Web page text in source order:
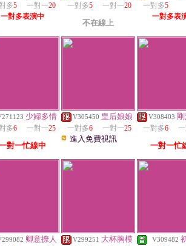
多5 一對一20
一對多表演中
一對多5 一對一20
不在線上
一對多5
一對多表
少婦多情
多6 一對一25
對一忙線中
V305450 皇后娘娘
一對多6 一對一25
進入免費視訊
V308403
一對多6
一對一忙
卿意撩人 V299251 大杯胸模 V309482